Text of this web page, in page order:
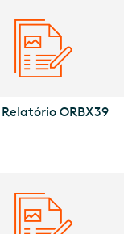
Relatório ORBX39